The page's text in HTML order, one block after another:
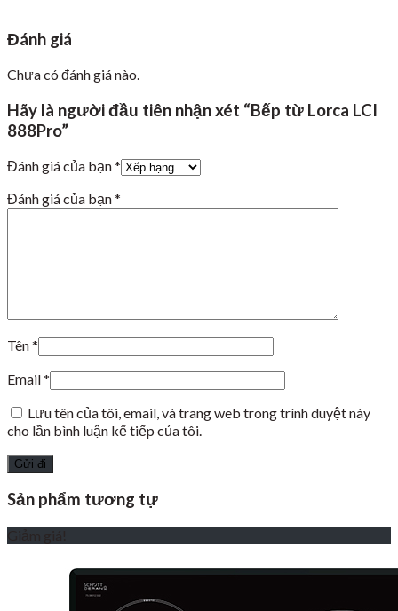
Đánh giá
Chưa có đánh giá nào.
Hãy là người đầu tiên nhận xét “Bếp từ Lorca LCI
888Pro”
Đánh giá của bạn*
Đánh giá của bạn*
Tên*
Email*
Lưu tên của tôi, email, và trang web trong trình duyệt này
cho lần bình luận kế tiếp của tôi.
Sản phẩm tương tự